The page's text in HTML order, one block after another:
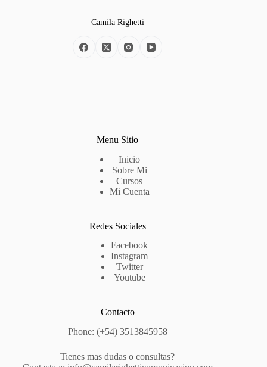
Camila Righetti
Menu Sitio
Inicio
Sobre Mi
Cursos
Mi Cuenta
Redes Sociales
Facebook
Instagram
Twitter
Youtube
Contacto
Phone: (+54) 3513845958
Tienes mas dudas o consultas?